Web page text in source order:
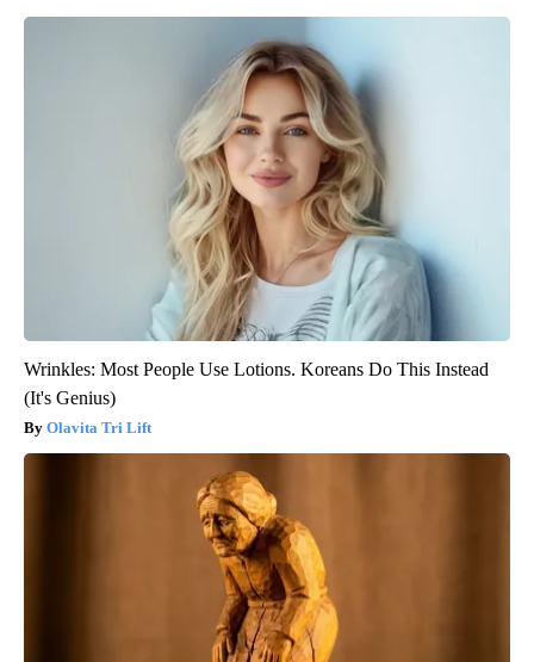
Wrinkles: Most People Use Lotions. Koreans Do This Instead
(It's Genius)
Olavita Tri Lift